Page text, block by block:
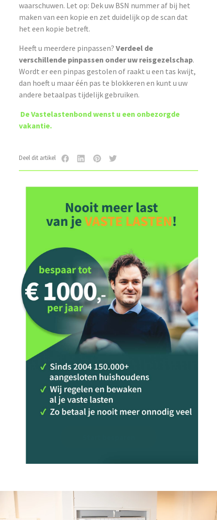
waarschuwen. Let op: Dek uw BSN nummer af bij het
maken van een kopie en zet duidelijk op de scan dat
het een kopie betreft.
Heeft u meerdere pinpassen?Verdeel de
verschillende pinpassen onder uw reisgezelschap.
Wordt er een pinpas gestolen of raakt u een tas kwijt,
dan hoeft u maar één pas te blokkeren en kunt u uw
andere betaalpas tijdelijk gebruiken.
De Vastelastenbond wenst u een onbezorgde
vakantie.
Deel dit artikel